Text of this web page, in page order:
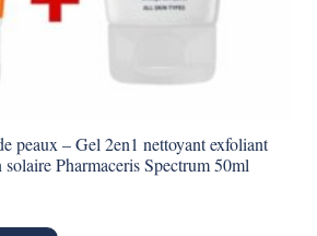
peaux – Gel 2en1 nettoyant exfoliant
Pharmaceris Spectrum 50ml